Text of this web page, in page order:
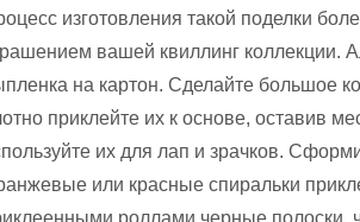
изготовления такой поделки
вашей квиллинг коллекции.
на картон. Сделайте большое
приклейте их к основе, оставив
их для лап и зрачков.
или красные спиральки
роллами черные полоски,